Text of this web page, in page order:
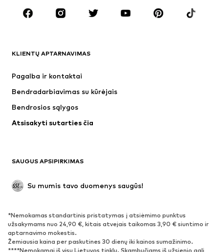
Aksesuarai
Premium
Naujienos
Apatiniai
Paltai
Proginiai
Išskirtiniai
BATAI
Naujienos
KLIENTŲ APTARNAVIMAS
Pagalba ir kontaktai
Bendradarbiavimas su kūrėjais
Bendrosios sąlygos
Atsisakyti sutarties čia
SAUGUS APSIPIRKIMAS
Su mumis tavo duomenys saugūs!
*Nemokamas standartinis pristatymas į atsiėmimo punktus
užsakymams nuo 24,90 €, kitais atvejais taikomas 3,90 € siuntimo ir
aptarnavimo mokestis.
Žemiausia kaina per paskutines 30 dienų iki kainos sumažinimo.
****Nemokamai iš visų Lietuvos tinklų. Skambučiams iš užsienio gali